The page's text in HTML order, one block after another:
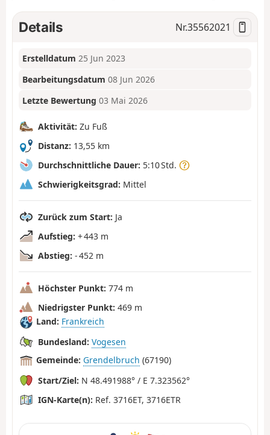
Details Nr.35562021
Erstelldatum 25 Jun 2023
Bearbeitungsdatum 08 Jun 2026
Letzte Bewertung 03 Mai 2026
Aktivität: Zu Fuß
Distanz: 13,55 km
Durchschnittliche Dauer: 5:10 Std.
Schwierigkeitsgrad: Mittel
Zurück zum Start: Ja
Aufstieg: + 443 m
Abstieg: - 452 m
Höchster Punkt: 774 m
Niedrigster Punkt: 469 m
Land: Frankreich
Bundesland: Vogesen
Gemeinde: Grendelbruch (67190)
Start/Ziel: N 48.491988° / E 7.323562°
IGN-Karte(n): Ref. 3716ET, 3716ETR